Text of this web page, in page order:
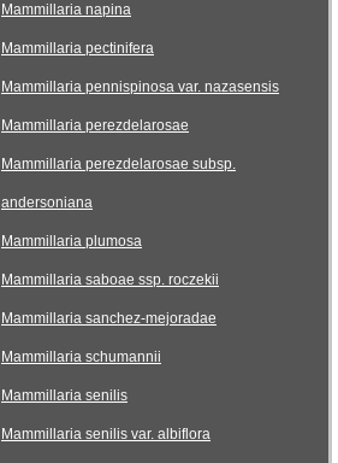
Mammillaria napina
Mammillaria pectinifera
Mammillaria pennispinosa var. nazasensis
Mammillaria perezdelarosae
Mammillaria perezdelarosae subsp.
andersoniana
Mammillaria plumosa
Mammillaria saboae ssp. roczekii
Mammillaria sanchez-mejoradae
Mammillaria schumannii
Mammillaria senilis
Mammillaria senilis var. albiflora